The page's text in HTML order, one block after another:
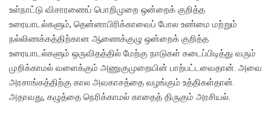
உள்நாட்டு விசாரணைப் பொறிமுறை ஒன்றைக் குறித்த
உரையாடல்களும், தென்னாபிரிக்காவைப் போல உண்மை மற்றும்
நல்லிணக்கத்திற்கான ஆணைக்குழு ஒன்றைக் குறித்த
உரையாடல்களும் ஒருவிதத்தில் மேற்கு நாடுகள் கடைப்பிடித்து வரும்
முறிக்காமல் வளைக்கும் அணுகுமுறையின் பாற்பட்டவைதான். அவை
அரசாங்கத்திற்கு கால அவகாசத்தை வழங்கும் உத்திகள்தான்.
அதாவது, கழுத்தை நெரிக்காமல் காதைத் திருகும் அரசியல்.